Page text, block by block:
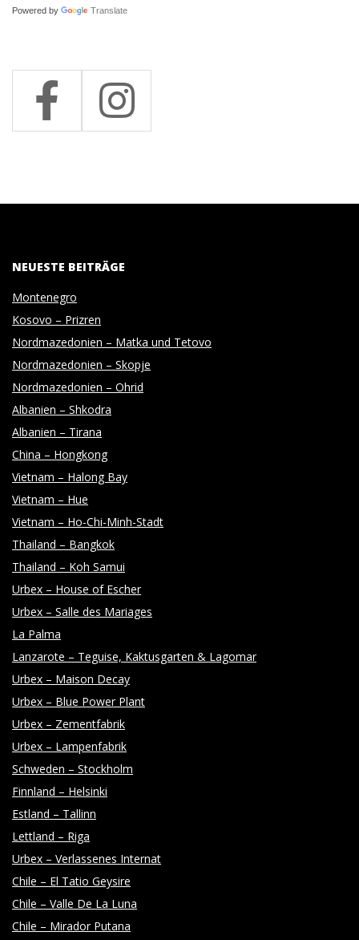
Powered by Translate
NEUESTE BEITRÄGE
Montenegro
Kosovo – Prizren
Nordmazedonien – Matka und Tetovo
Nordmazedonien – Skopje
Nordmazedonien – Ohrid
Albanien – Shkodra
Albanien – Tirana
China – Hongkong
Vietnam – Halong Bay
Vietnam – Hue
Vietnam – Ho-Chi-Minh-Stadt
Thailand – Bangkok
Thailand – Koh Samui
Urbex – House of Escher
Urbex – Salle des Mariages
La Palma
Lanzarote – Teguise, Kaktusgarten & Lagomar
Urbex – Maison Decay
Urbex – Blue Power Plant
Urbex – Zementfabrik
Urbex – Lampenfabrik
Schweden – Stockholm
Finnland – Helsinki
Estland – Tallinn
Lettland – Riga
Urbex – Verlassenes Internat
Chile – El Tatio Geysire
Chile – Valle De La Luna
Chile – Mirador Putana